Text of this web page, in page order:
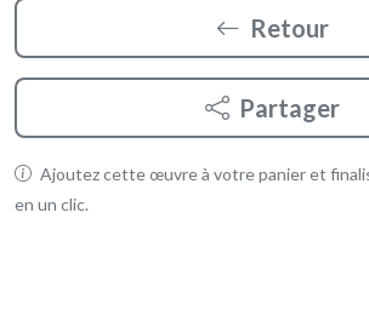
Retour
Partager
Ajoutez cette œuvre à votre panier et
en un clic.